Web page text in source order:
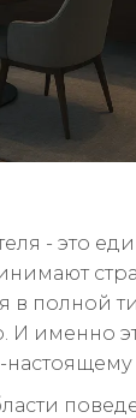
- это
в полной
И именно